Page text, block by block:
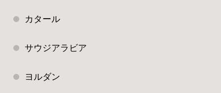
カタール
サウジアラビア
ヨルダン